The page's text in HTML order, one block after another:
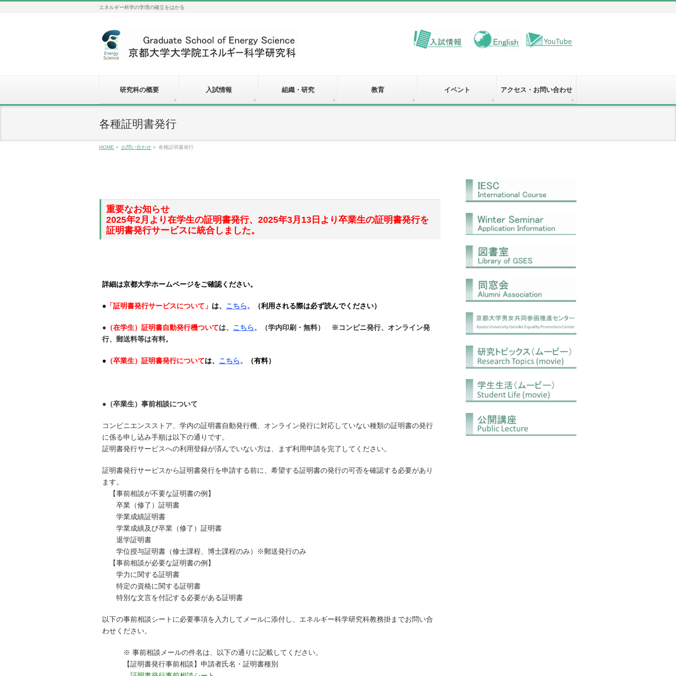
エネルギー科学の学理の確立をはかる
研究科の概要 入試情報 組織・研究 教育 イベント アクセス・お問い合わせ
各種証明書発行
HOME » お問い合わせ » 各種証明書発行
重要なお知らせ
2025年2月より在学生の証明書発行、2025年3月13日より卒業生の証明書発行を
証明書発行サービスに統合しました。
詳細は京都大学ホームページをご確認ください。
● 「証明書発行サービスについて」 は、 こちら。 （利用される際は必ず読んでください）
● （在学生）証明書自動発行機ついては、 こちら。
（学内印刷・無料） ※コンビニ発行、オンライン発
行、郵送料等は有料。
● （卒業生）証明書発行については、 こちら。 （有料）
●（卒業生）事前相談について
コンビニエンスストア、学内の証明書自動発行機、オンライン発行に対応していない種類の証明書の発行
に係る申し込み手順は以下の通りです。
証明書発行サービスへの利用登録が済んでいない方は、まず利用申請を完了してください。
証明書発行サービスから証明書発行を申請する前に、希望する証明書の発行の可否を確認する必要があり
ます。
【事前相談が不要な証明書の例】
卒業（修了）証明書
学業成績証明書
学業成績及び卒業（修了）証明書
退学証明書
学位授与証明書（修士課程、博士課程のみ）※郵送発行のみ
【事前相談が必要な証明書の例】
学力に関する証明書
特定の資格に関する証明書
特別な文言を付記する必要がある証明書
以下の事前相談シートに必要事項を入力してメールに添付し、エネルギー科学研究科教務掛までお問い合
わせください。
※ 事前相談メールの件名は、以下の通りに記載してください。
【証明書発行事前相談】申請者氏名・証明書種別